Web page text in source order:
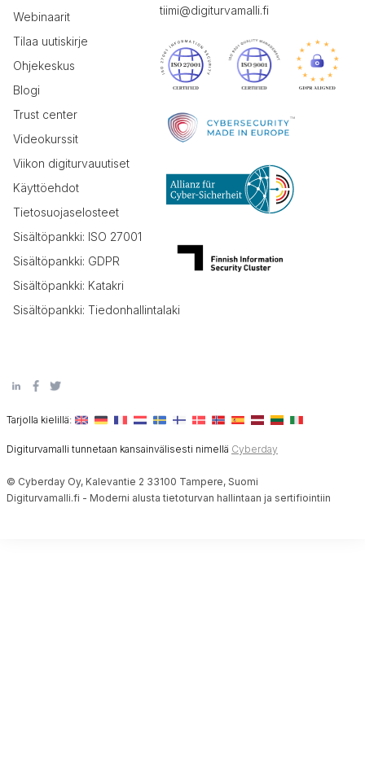
Webinaarit
Tilaa uutiskirje
Ohjekeskus
Blogi
Trust center
Videokurssit
Viikon digiturvauutiset
Käyttöehdot
Tietosuojaselosteet
Sisältöpankki: ISO 27001
Sisältöpankki: GDPR
Sisältöpankki: Katakri
Sisältöpankki: Tiedonhallintalaki
tiimi@digiturvamalli.fi
Tarjolla kielillä:
Digiturvamalli tunnetaan kansainvälisesti nimellä Cyberday
© Cyberday Oy, Kalevantie 2 33100 Tampere, Suomi
Digiturvamalli.fi - Moderni alusta tietoturvan hallintaan ja sertifiointiin